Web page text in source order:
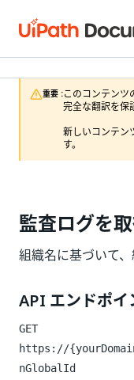
重要 :このコンテンツ
完全な翻訳を保
新しいコンテン
す。
監査ログを
組織名に基づいて
API エンドポイ
GET
https://
nGlobalId